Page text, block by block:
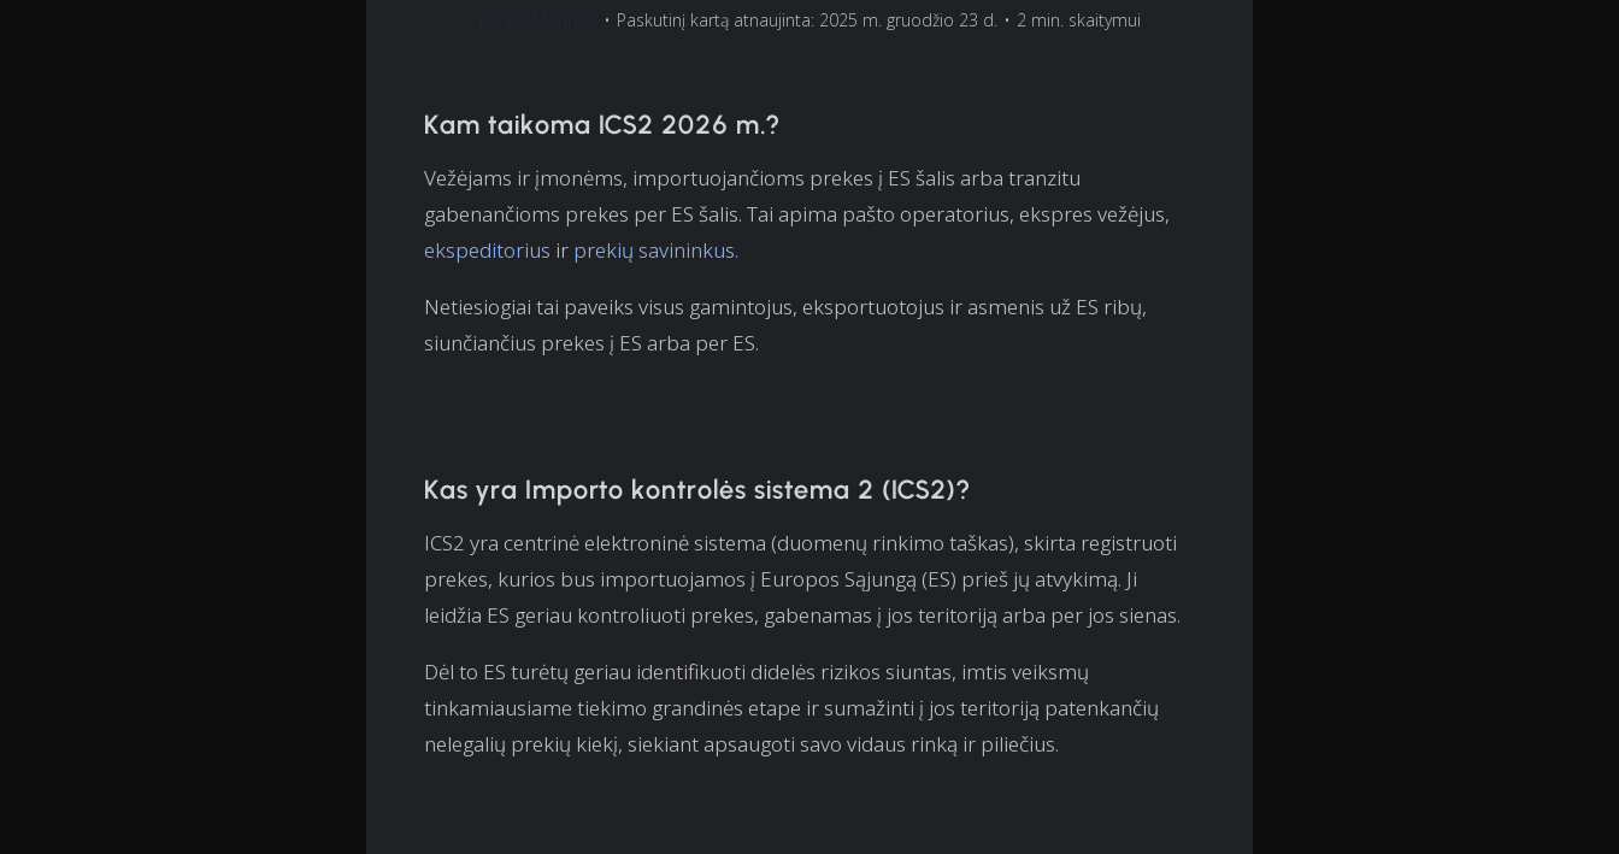
• Paskutinį kartą atnaujinta: 2025 m. gruodžio 23 d. • 2 min. skaitymui
Kam taikoma ICS2 2026 m.?
Vežėjams ir įmonėms, importuojančioms prekes į ES šalis arba tranzitu
gabenančioms prekes per ES šalis. Tai apima pašto operatorius, ekspres vežėjus,
ekspeditorius ir prekių savininkus.
Netiesiogiai tai paveiks visus gamintojus, eksportuotojus ir asmenis už ES ribų,
siunčiančius prekes į ES arba per ES.
Kas yra Importo kontrolės sistema 2 (ICS2)?
ICS2 yra centrinė elektroninė sistema (duomenų rinkimo taškas), skirta registruoti
prekes, kurios bus importuojamos į Europos Sąjungą (ES) prieš jų atvykimą. Ji
leidžia ES geriau kontroliuoti prekes, gabenamas į jos teritoriją arba per jos sienas.
Dėl to ES turėtų geriau identifikuoti didelės rizikos siuntas, imtis veiksmų
tinkamiausiame tiekimo grandinės etape ir sumažinti į jos teritoriją patenkančių
nelegalių prekių kiekį, siekiant apsaugoti savo vidaus rinką ir piliečius.